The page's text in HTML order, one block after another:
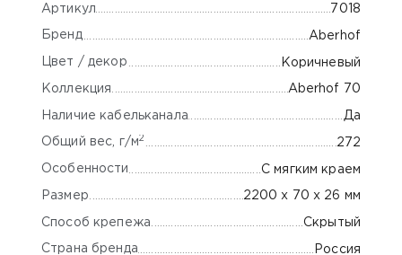
Артикул 7018
Бренд Aberhof
Цвет / декор Коричневый
Коллекция Aberhof 70
Наличие кабельканала Да
Общий вес, г/м 2 272
Особенности С мягким краем
Размер 2200 х 70 х 26 мм
Способ крепежа Скрытый
Страна бренда Россия